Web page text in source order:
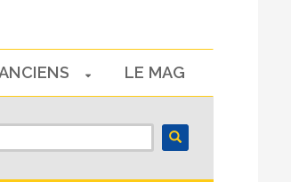
LE MAG